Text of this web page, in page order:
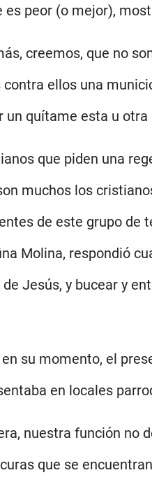
es peor (o mejor),
creemos, que no
ellos una
un quítame esta u
que piden una
muchos los
de este grupo de
Molina, respondió
Jesús, y bucear y
su momento, el
en locales
nuestra función no
que se